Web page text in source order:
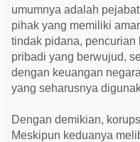
i
d
o
e
s
umumnya adalah
pihak yang memiliki
tindak pidana, pencurian
pribadi yang berwujud,
dengan keuangan
yang seharusnya
Dengan demikian,
Meskipun keduanya